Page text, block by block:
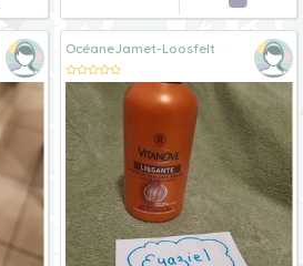
OcéaneJamet-Loosfelt